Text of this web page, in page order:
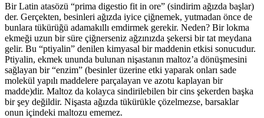
Bir Latin atasözü “prima digestio fit in ore” (sindirim ağızda başlar)
der. Gerçekten, besinleri ağızda iyice çiğnemek, yutmadan önce de
bunlara tükürüğü adamakıllı emdirmek gerekir. Neden? Bir lokma
ekmeği uzun bir süre çiğnerseniz ağzınızda şekersi bir tat meydana
gelir. Bu “ptiyalin” denilen kimyasal bir maddenin etkisi sonucudur.
Ptiyalin, ekmek ununda bulunan nişastanın maltoz’a dönüşmesini
sağlayan bir “enzim” (besinler üzerine etki yaparak onları sade
molekül yapılı maddelere parçalayan ve azotu kaplayan bir
madde)dir. Maltoz da kolayca sindirilebilen bir cins şekerden başka
bir şey değildir. Nişasta ağızda tükürükle çözelmezse, barsaklar
onun içindeki maltozu ememez.